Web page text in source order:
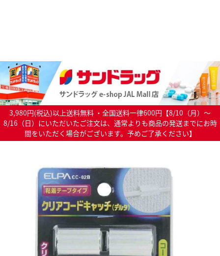
3,980円(税込)以上送料無料 ・全国送料一律600円【8/10（月）～
8/16（日）にいただいたご注文は、通常よりも商品の発送までにお時
間をいただく場合がございます。予めご了承ください】